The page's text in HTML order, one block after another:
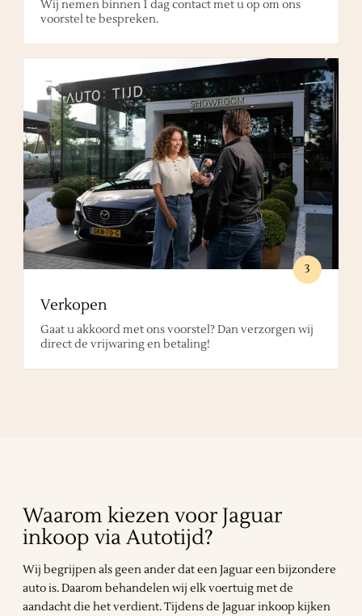
Wij nemen binnen 1 dag contact met u op om ons
voorstel te bespreken.
3
Verkopen
Gaat u akkoord met ons voorstel? Dan verzorgen wij
direct de vrijwaring en betaling!
Waarom kiezen voor Jaguar
inkoop via Autotijd?
Wij begrijpen als geen ander dat een Jaguar een bijzondere
auto is. Daarom behandelen wij elk voertuig met de
aandacht die het verdient. Tijdens de Jaguar inkoop kijken